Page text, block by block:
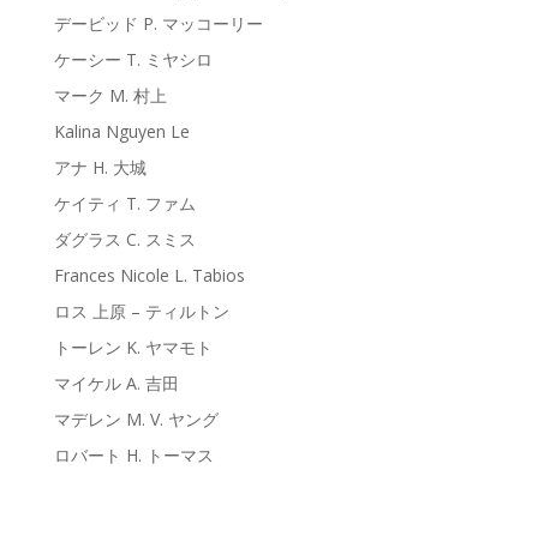
デービッド P. マッコーリー
ケーシー T. ミヤシロ
マーク M. 村上
Kalina Nguyen Le
アナ H. 大城
ケイティ T. ファム
ダグラス C. スミス
Frances Nicole L. Tabios
ロス 上原 – ティルトン
トーレン K. ヤマモト
マイケル A. 吉田
マデレン M. V. ヤング
ロバート H. トーマス